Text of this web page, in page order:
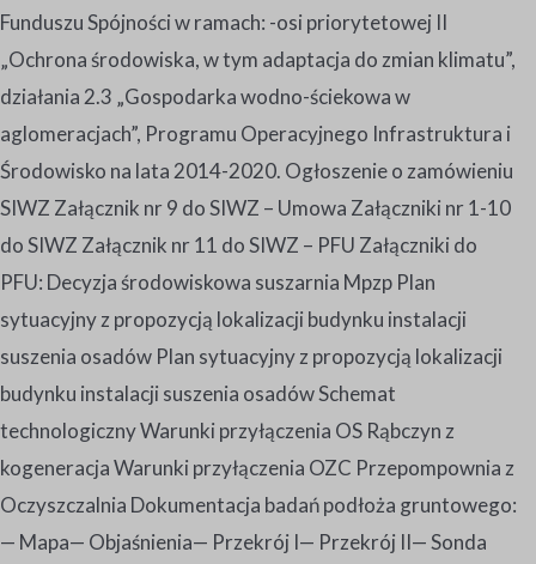
Funduszu Spójności w ramach: -osi priorytetowej II
„Ochrona środowiska, w tym adaptacja do zmian klimatu”,
działania 2.3 „Gospodarka wodno-ściekowa w
aglomeracjach”, Programu Operacyjnego Infrastruktura i
Środowisko na lata 2014-2020. Ogłoszenie o zamówieniu
SIWZ Załącznik nr 9 do SIWZ – Umowa Załączniki nr 1-10
do SIWZ Załącznik nr 11 do SIWZ – PFU Załączniki do
PFU: Decyzja środowiskowa suszarnia Mpzp Plan
sytuacyjny z propozycją lokalizacji budynku instalacji
suszenia osadów Plan sytuacyjny z propozycją lokalizacji
budynku instalacji suszenia osadów Schemat
technologiczny Warunki przyłączenia OS Rąbczyn z
kogeneracja Warunki przyłączenia OZC Przepompownia z
Oczyszczalnia Dokumentacja badań podłoża gruntowego:
— Mapa— Objaśnienia— Przekrój I— Przekrój II— Sonda